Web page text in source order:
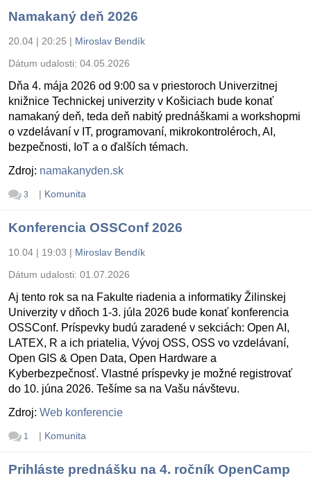
Namakaný deň 2026
20.04 | 20:25 | Miroslav Bendík
Dátum udalosti: 04.05.2026
Dňa 4. mája 2026 od 9:00 sa v priestoroch Univerzitnej
knižnice Technickej univerzity v Košiciach bude konať
namakaný deň, teda deň nabitý prednáškami a workshopmi
o vzdelávaní v IT, programovaní, mikrokontroléroch, AI,
bezpečnosti, IoT a o ďalších témach.
Zdroj: namakanyden.sk
3 | Komunita
Konferencia OSSConf 2026
10.04 | 19:03 | Miroslav Bendík
Dátum udalosti: 01.07.2026
Aj tento rok sa na Fakulte riadenia a informatiky Žilinskej
Univerzity v dňoch 1-3. júla 2026 bude konať konferencia
OSSConf. Príspevky budú zaradené v sekciách: Open AI,
LATEX, R a ich priatelia, Vývoj OSS, OSS vo vzdelávaní,
Open GIS & Open Data, Open Hardware a
Kyberbezpečnosť. Vlastné príspevky je možné registrovať
do 10. júna 2026. Tešíme sa na Vašu návštevu.
Zdroj: Web konferencie
1 | Komunita
Prihláste prednášku na 4. ročník OpenCamp